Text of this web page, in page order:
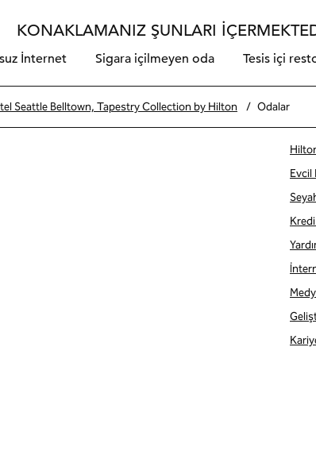
KONAKLAMANIZ ŞUNLARI
İnternet Sigara içilmeyen oda Tesis içi
Seattle Belltown, Tapestry Collection by Hilton / Odalar
Evcil